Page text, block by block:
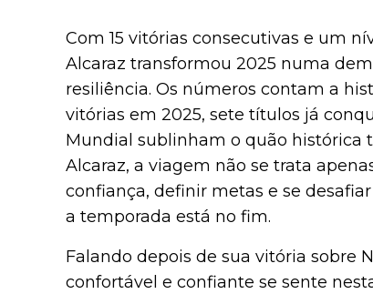
Com 15 vitórias consecutivas e um
Alcaraz transformou 2025 numa
resiliência. Os números contam a
vitórias em 2025, sete títulos já
Mundial sublinham o quão histórica
Alcaraz, a viagem não se trata
confiança, definir metas e se
a temporada está no fim.
Falando depois de sua vitória sobre
confortável e confiante se sente